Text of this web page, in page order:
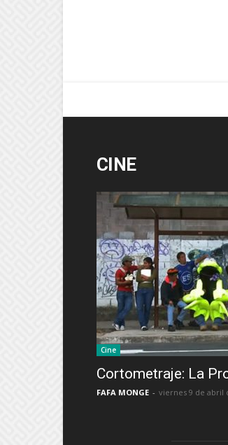
CINE
Cine
Cortometraje: La
FAFA MONGE - viernes 9 de abril